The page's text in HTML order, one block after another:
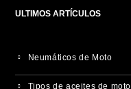
ULTIMOS ARTÍCULOS
Neumáticos de Moto
Tipos de aceites de moto